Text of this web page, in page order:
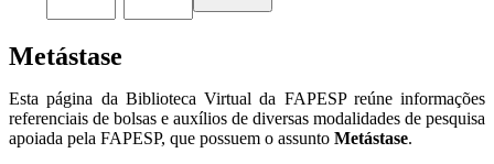
Metástase
Esta página da Biblioteca Virtual da FAPESP reúne informações
referenciais de bolsas e auxílios de diversas modalidades de pesquisa
apoiada pela FAPESP, que possuem o assunto Metástase.